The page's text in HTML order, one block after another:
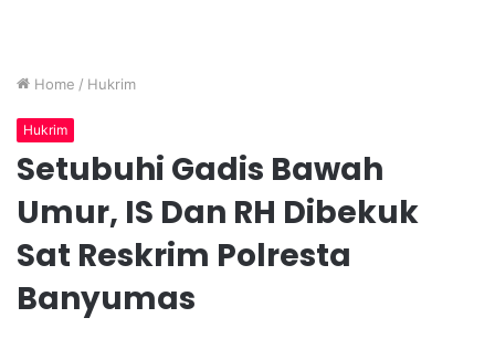
Home / Hukrim
Hukrim
Setubuhi Gadis Bawah
Umur, IS Dan RH Dibekuk
Sat Reskrim Polresta
Banyumas